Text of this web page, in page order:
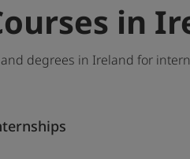
in
degrees in Ireland for